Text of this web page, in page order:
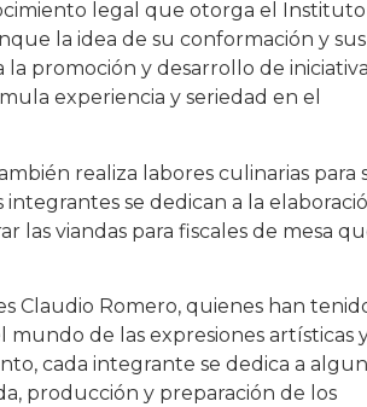
legal que otorga el Instituto
la idea de su conformación y sus
promoción y desarrollo de
experiencia y seriedad en el
realiza labores culinarias para
se dedican a la
las viandas para fiscales de mesa
Claudio Romero, quienes han
de las expresiones artísticas
cada integrante se dedica a
producción y preparación de los